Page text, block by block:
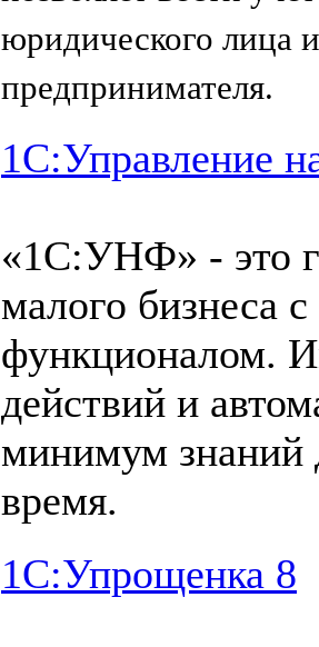
юридического лица
предпринимателя.
1С:Управление
«1С:УНФ» - это
малого бизнеса
функционалом.
действий и
минимум знаний
время.
1С:Упрощенка 8